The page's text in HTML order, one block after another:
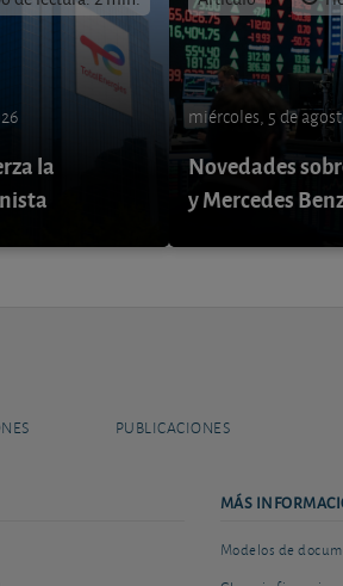
la
miércoles, 5 de
Novedades
y Mercedes
PUBLICACIONES
MÁS
Modelos de